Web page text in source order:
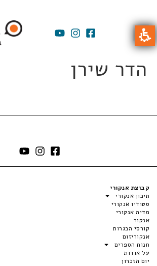
הדר שירן
קבוצת אנקורי
תיכון אנקורי
סטודיו אנקורי
מדיה אנקורי
אנקור
קורסי הבגרות
אנקוריזום
חנות הספרים
על אודות
יום הזכרון